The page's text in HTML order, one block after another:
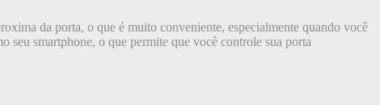
da porta, o que é muito conveniente, especialmente quando você
seu smartphone, o que permite que você controle sua porta